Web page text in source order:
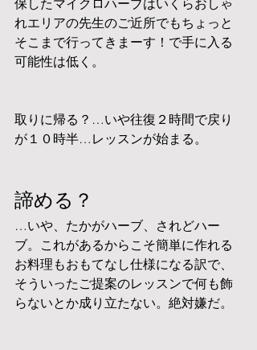
保したマイクロハーブはいくらおしゃ
れエリアの先生のご近所でもちょっと
そこまで行ってきまーす！で手に入る
可能性は低く。
取りに帰る？…いや往復２時間で戻り
が１０時半…レッスンが始まる。
諦める？
…いや、たかがハーブ、されどハー
ブ。これがあるからこそ簡単に作れる
お料理もおもてなし仕様になる訳で、
そういったご提案のレッスンで何も飾
らないとか成り立たない。絶対嫌だ。